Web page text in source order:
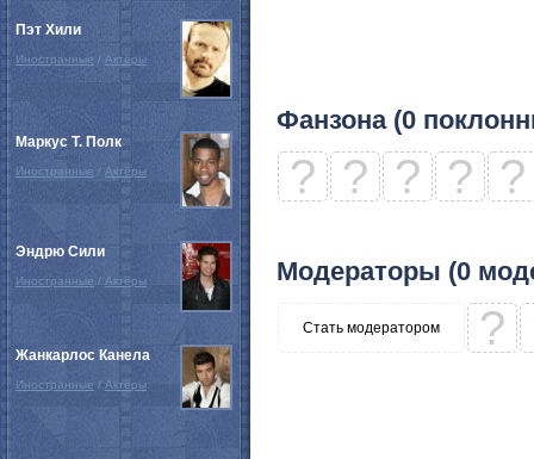
Фанзона (0
? ? ? ? ?
Модераторы (0
Стать модератором ?
Пэт Хили
Иностранные / Актёры
Маркус Т. Полк
Иностранные / Актёры
Эндрю Сили
Иностранные / Актёры
Жанкарлос Канела
Иностранные / Актёры